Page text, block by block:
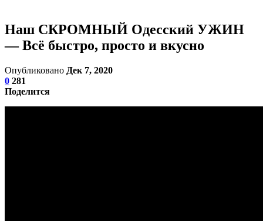
Наш СКРОМНЫЙ Одесский УЖИН
— Всё быстро, просто и вкусно
Опубликовано Дек 7, 2020
0 281
Поделится